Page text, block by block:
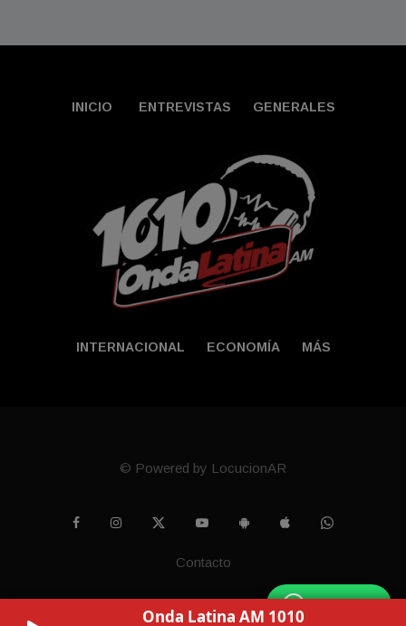
Onda Latina AM 1010
WhatsApp
INICIO ENTREVISTAS GENERALES
INTERNACIONAL ECONOMÍA MÁS
© Powered by LocucionAR
Contacto